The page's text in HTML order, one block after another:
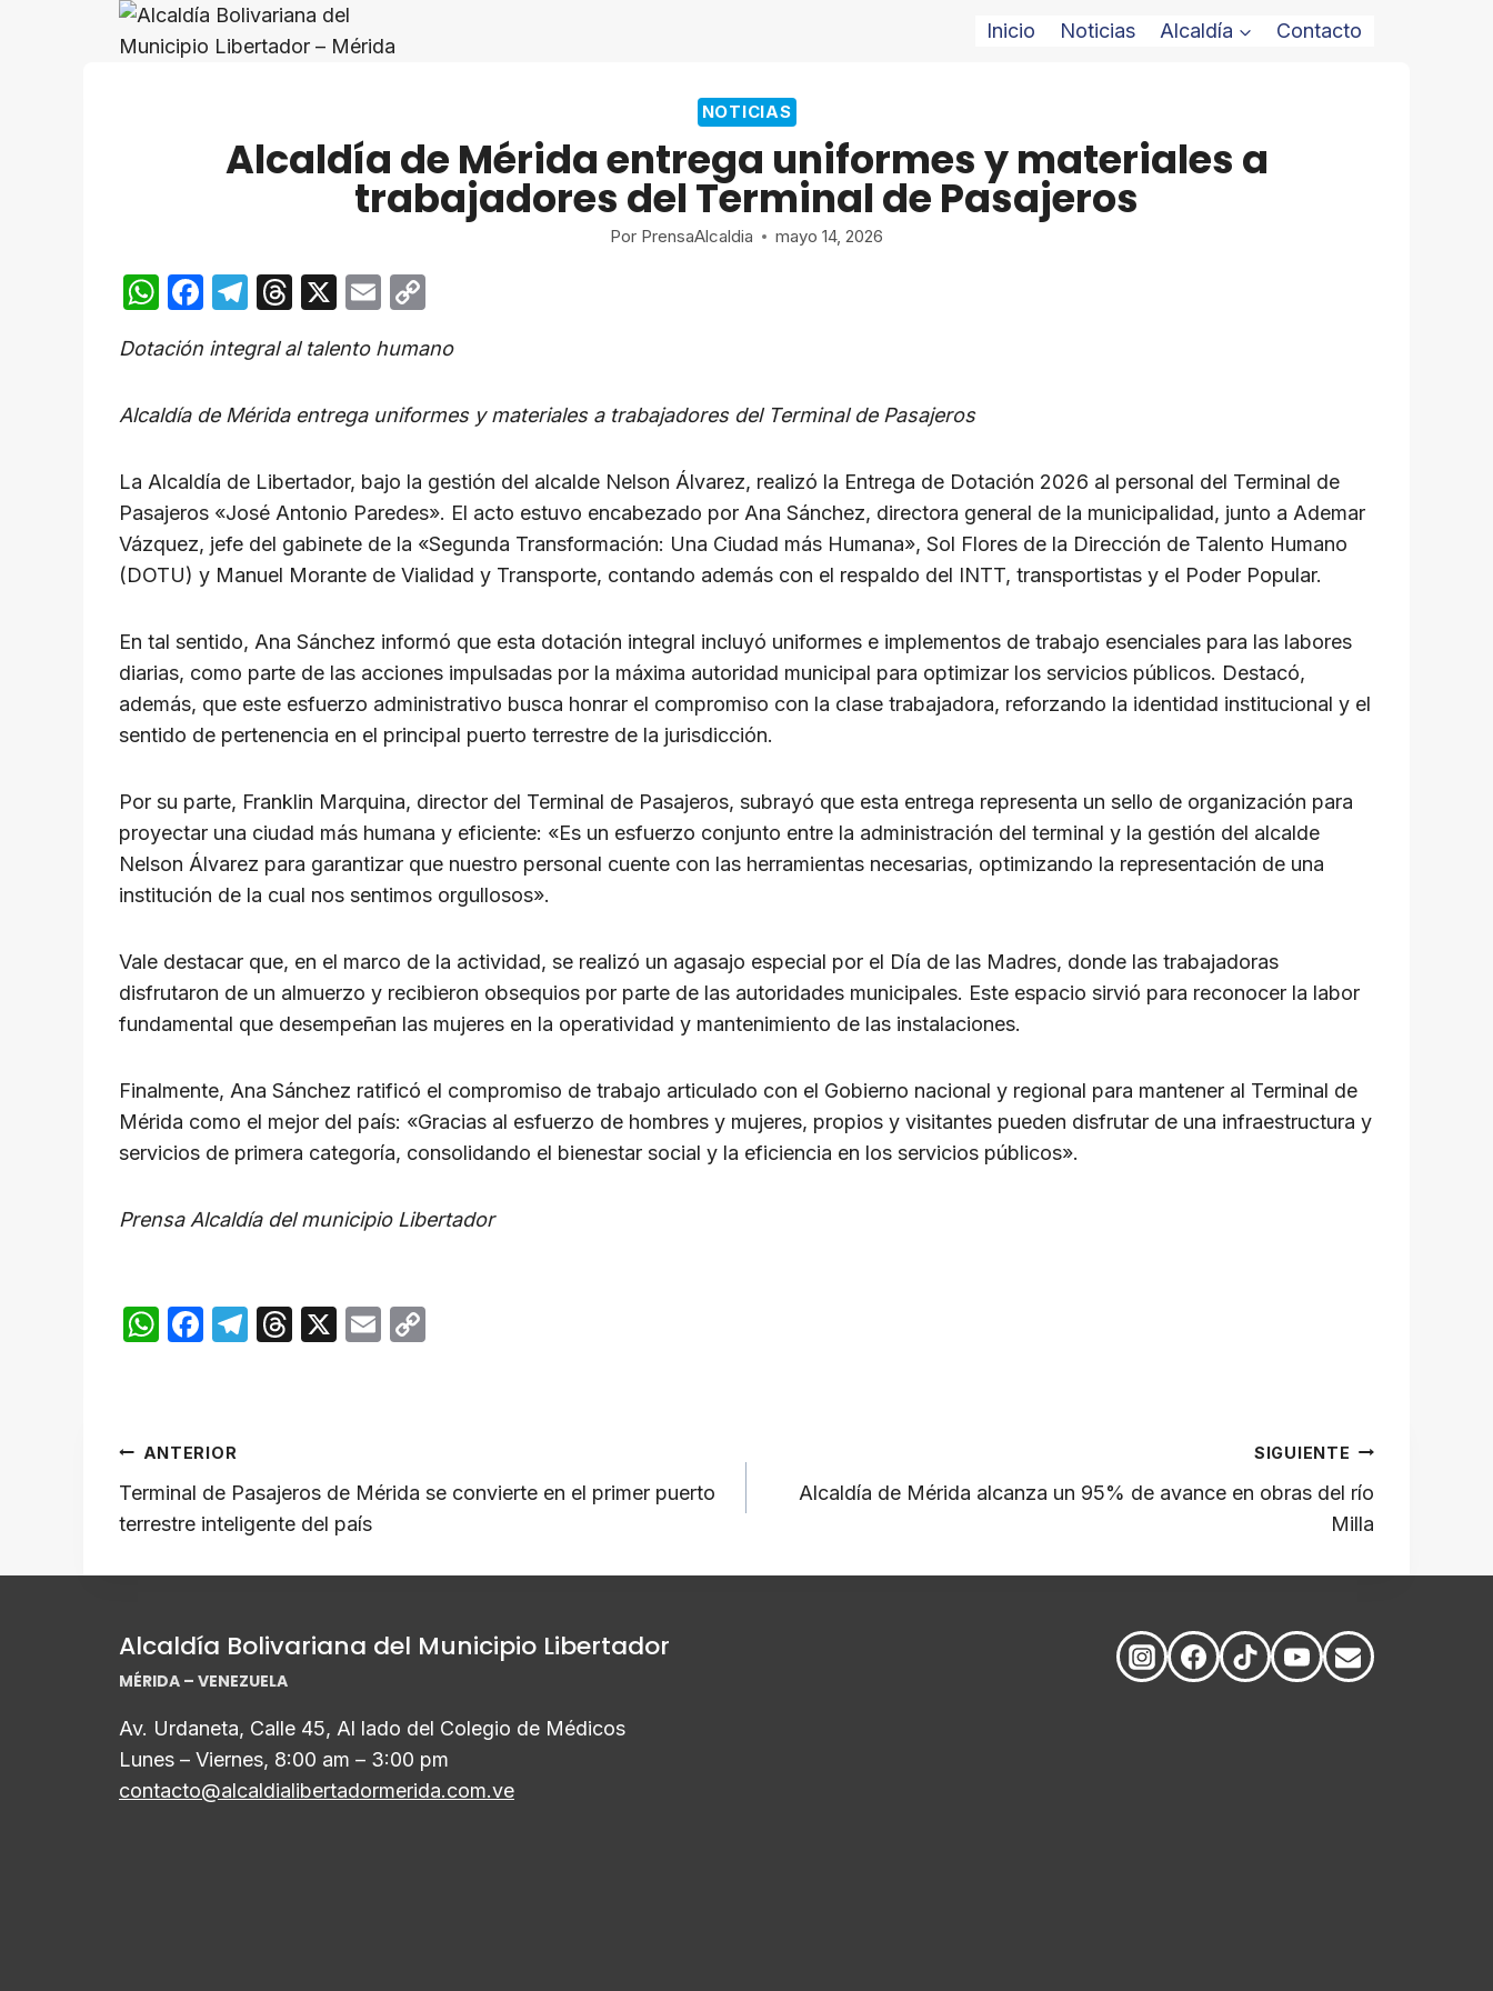
Inicio Noticias Alcaldía Contacto
NOTICIAS
Alcaldía de Mérida entrega uniformes y materiales a
trabajadores del Terminal de Pasajeros
Por PrensaAlcaldia mayo 14, 2026
W
at
s
A
p
p
F
c
e
b
o
o
k
T
e
gr
a
m
T
e
d
s
X
E
ail p
Li
n
k
Dotación integral al talento humano
Alcaldía de Mérida entrega uniformes y materiales a trabajadores del Terminal de Pasajeros
La Alcaldía de Libertador, bajo la gestión del alcalde Nelson Álvarez, realizó la Entrega de Dotación 2026 al personal del Terminal de
Pasajeros «José Antonio Paredes». El acto estuvo encabezado por Ana Sánchez, directora general de la municipalidad, junto a Ademar
Vázquez, jefe del gabinete de la «Segunda Transformación: Una Ciudad más Humana», Sol Flores de la Dirección de Talento Humano
(DOTU) y Manuel Morante de Vialidad y Transporte, contando además con el respaldo del INTT, transportistas y el Poder Popular.
En tal sentido, Ana Sánchez informó que esta dotación integral incluyó uniformes e implementos de trabajo esenciales para las labores
diarias, como parte de las acciones impulsadas por la máxima autoridad municipal para optimizar los servicios públicos. Destacó,
además, que este esfuerzo administrativo busca honrar el compromiso con la clase trabajadora, reforzando la identidad institucional y el
sentido de pertenencia en el principal puerto terrestre de la jurisdicción.
Por su parte, Franklin Marquina, director del Terminal de Pasajeros, subrayó que esta entrega representa un sello de organización para
proyectar una ciudad más humana y eficiente: «Es un esfuerzo conjunto entre la administración del terminal y la gestión del alcalde
Nelson Álvarez para garantizar que nuestro personal cuente con las herramientas necesarias, optimizando la representación de una
institución de la cual nos sentimos orgullosos».
Vale destacar que, en el marco de la actividad, se realizó un agasajo especial por el Día de las Madres, donde las trabajadoras
disfrutaron de un almuerzo y recibieron obsequios por parte de las autoridades municipales. Este espacio sirvió para reconocer la labor
fundamental que desempeñan las mujeres en la operatividad y mantenimiento de las instalaciones.
Finalmente, Ana Sánchez ratificó el compromiso de trabajo articulado con el Gobierno nacional y regional para mantener al Terminal de
Mérida como el mejor del país: «Gracias al esfuerzo de hombres y mujeres, propios y visitantes pueden disfrutar de una infraestructura y
servicios de primera categoría, consolidando el bienestar social y la eficiencia en los servicios públicos».
Prensa Alcaldía del municipio Libertador
W
A
p
p
F
b
o
o
k
T
m
T
s
X
E
n
Navegación
de
entradas
ANTERIOR
​Terminal de Pasajeros de Mérida se convierte en el primer puerto
terrestre inteligente del país
SIGUIENTE
Alcaldía de Mérida alcanza un 95% de avance en obras del río
Milla
Alcaldía Bolivariana del Municipio Libertador
MÉRIDA – VENEZUELA
Av. Urdaneta, Calle 45, Al lado del Colegio de Médicos
Lunes – Viernes, 8:00 am – 3:00 pm
contacto@alcaldialibertadormerida.com.ve